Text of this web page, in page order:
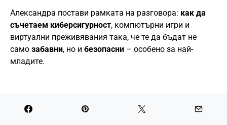
Александра постави рамката на разговора: как да
съчетаем киберсигурност, компютърни игри и
виртуални преживявания така, че те да бъдат не
само забавни, но и безопасни – особено за най-
младите.
DevHubOne: безплатна